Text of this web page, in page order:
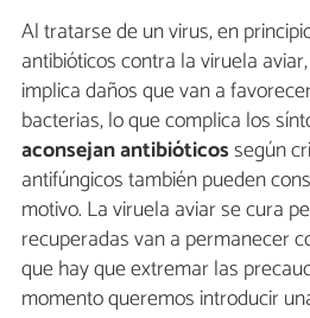
Al tratarse de un virus, en
antibióticos contra la viruela
implica daños que van a
bacterias, lo que complica los
aconsejan antibióticossegún
antifúngicos también pueden
motivo. La viruela aviar se cura
recuperadas van a permanecer
que hay que extremar las
momento queremos introducir